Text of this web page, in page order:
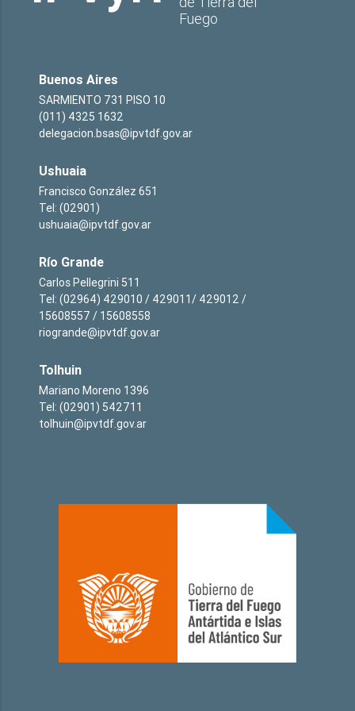
Fuego
Buenos Aires
SARMIENTO 731 PISO 10
(011) 4325 1632
delegacion.bsas@ipvtdf.gov.ar
Ushuaia
Francisco González 651
Tel: (02901)
ushuaia@ipvtdf.gov.ar
Río Grande
Carlos Pellegrini 511
Tel: (02964) 429010 / 429011/ 429012 /
15608557 / 15608558
riogrande@ipvtdf.gov.ar
Tolhuin
Mariano Moreno 1396
Tel: (02901) 542711
tolhuin@ipvtdf.gov.ar